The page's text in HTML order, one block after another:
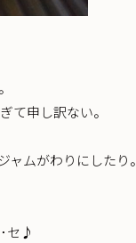
申し訳ない。
ャムがわりにしたり。
セ♪